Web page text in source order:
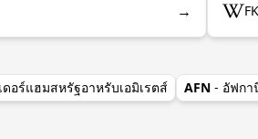
→
ดอร์แฮมสหรัฐอาหรับเอมิเรตส์ AFN - อัฟก